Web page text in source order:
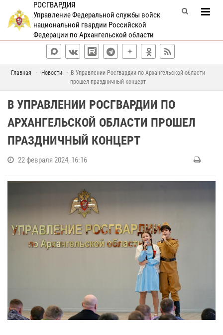
РОСГВАРДИЯ
Управление Федеральной службы войск
национальной гвардии Российской
Федерации по Архангельской области
Главная Новости
В Управлении Росгвардии по Архангельской области
прошел праздничный концерт
В УПРАВЛЕНИИ РОСГВАРДИИ ПО
АРХАНГЕЛЬСКОЙ ОБЛАСТИ ПРОШЕЛ
ПРАЗДНИЧНЫЙ КОНЦЕРТ
22 февраля 2024, 16:16